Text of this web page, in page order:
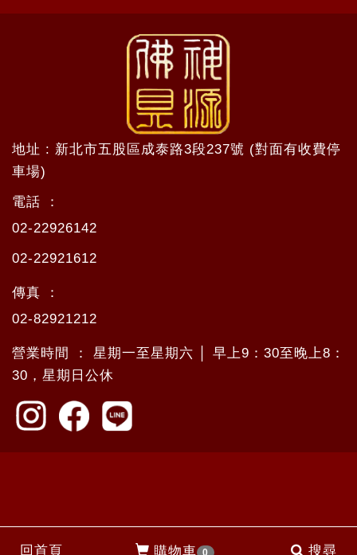
回首頁 購物車 0 搜尋
地址 : 新北市五股區成泰路3段237號 (對面有收費停
車場)
電話 ：
02-22926142
02-22921612
傳真 ：
02-82921212
營業時間 ： 星期一至星期六 │ 早上9：30至晚上8：
30，星期日公休